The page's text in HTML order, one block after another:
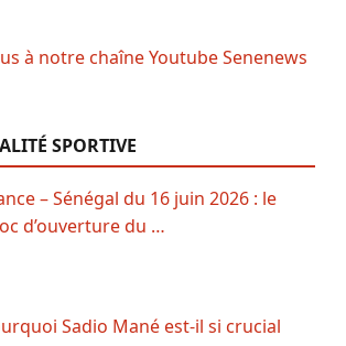
SPORTIVE
– Sénégal du 16 juin 2026 : le
d’ouverture du …
Sadio Mané est-il si crucial